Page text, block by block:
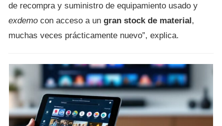
de recompra y suministro de equipamiento usado y
exdemo con acceso a un gran stock de material,
muchas veces prácticamente nuevo”, explica.